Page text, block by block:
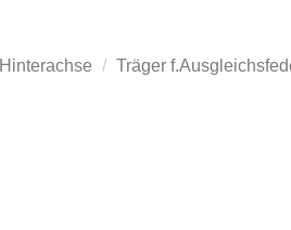
Hinterachse Träger